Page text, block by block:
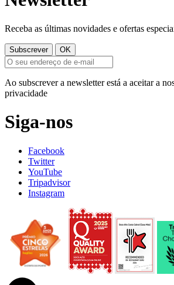
Receba as últimas novidades e ofertas
Ao subscrever a newsletter está a aceitar a
privacidade
Siga-nos
Facebook
Twitter
YouTube
Tripadvisor
Instagram